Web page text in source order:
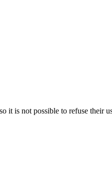
is not possible to refuse their